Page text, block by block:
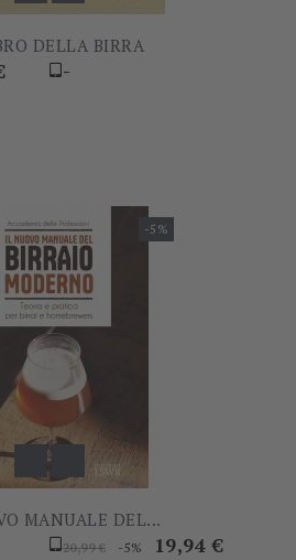
DELLA BIRRA
-
-5%
MANUALE DEL...
Prezzo
20,99 € -5% Prezzo
19,94 €